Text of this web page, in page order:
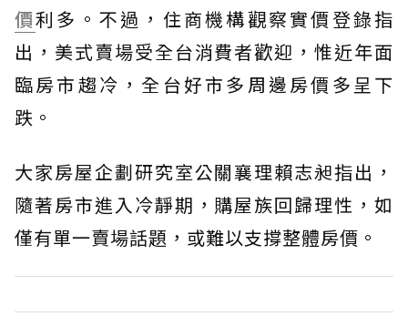
價利多。不過，住商機構觀察實價登錄指
出，美式賣場受全台消費者歡迎，惟近年面
臨房市趨冷，全台好市多周邊房價多呈下
跌。
大家房屋企劃研究室公關襄理賴志昶指出，
隨著房市進入冷靜期，購屋族回歸理性，如
僅有單一賣場話題，或難以支撐整體房價。